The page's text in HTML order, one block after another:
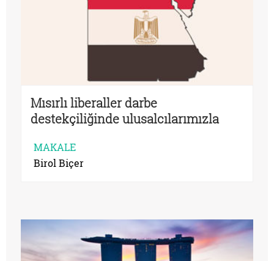
Mısırlı liberaller darbe
destekçiliğinde ulusalcılarımızla
MAKALE
Birol Biçer